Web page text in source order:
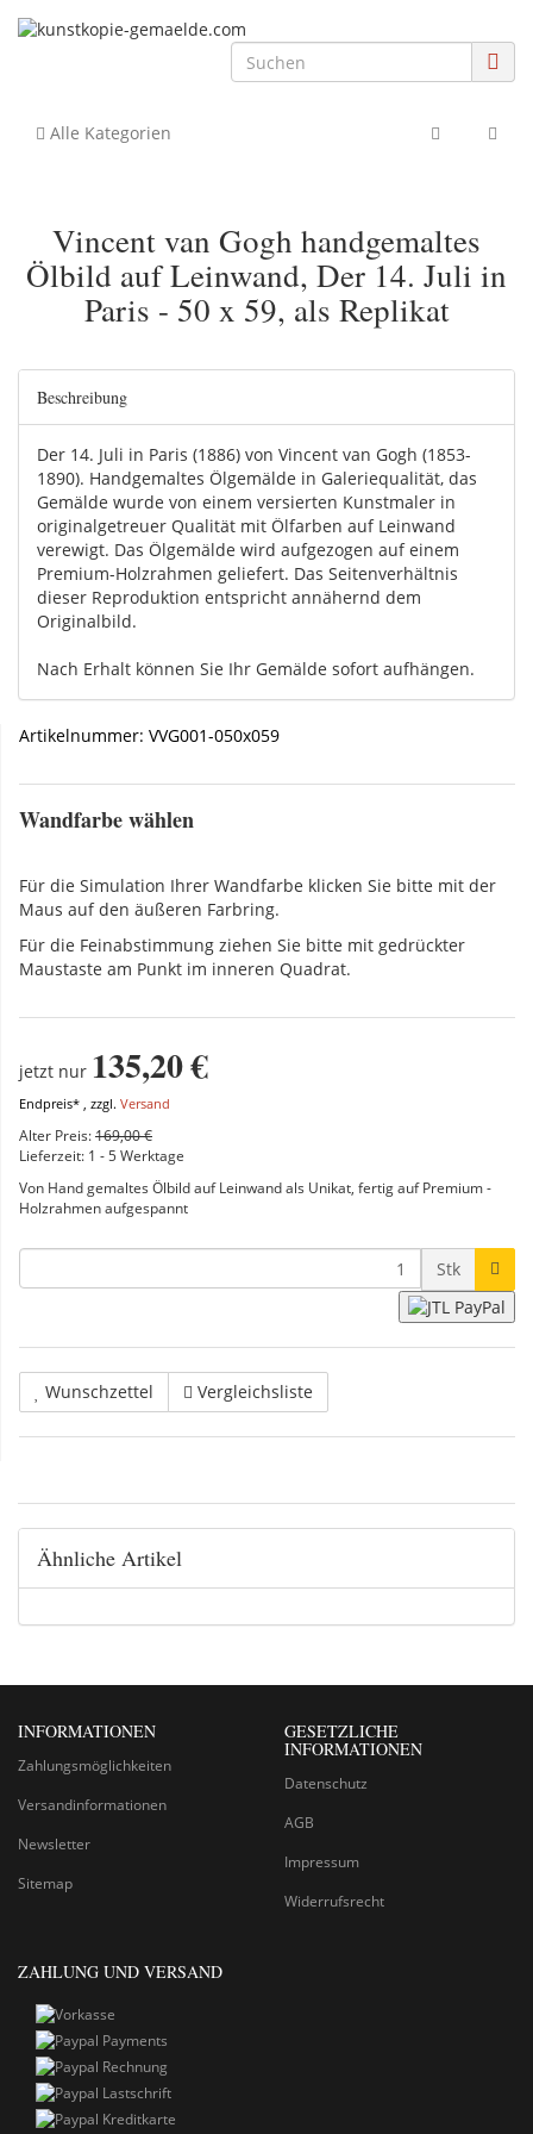
Alle Kategorien
Vincent van Gogh handgemaltes
Ölbild auf Leinwand, Der 14. Juli in
Paris - 50 x 59, als Replikat
Beschreibung
Der 14. Juli in Paris (1886) von Vincent van Gogh (1853-
1890). Handgemaltes Ölgemälde in Galeriequalität, das
Gemälde wurde von einem versierten Kunstmaler in
originalgetreuer Qualität mit Ölfarben auf Leinwand
verewigt. Das Ölgemälde wird aufgezogen auf einem
Premium-Holzrahmen geliefert. Das Seitenverhältnis
dieser Reproduktion entspricht annähernd dem
Originalbild.
Nach Erhalt können Sie Ihr Gemälde sofort aufhängen.
Artikelnummer: VVG001-050x059
Wandfarbe wählen
Für die Simulation Ihrer Wandfarbe klicken Sie bitte mit der
Maus auf den äußeren Farbring.
Für die Feinabstimmung ziehen Sie bitte mit gedrückter
Maustaste am Punkt im inneren Quadrat.
jetzt nur 135,20 €
Endpreis* , zzgl. Versand
Alter Preis:169,00 €
Lieferzeit: 1 - 5 Werktage
Von Hand gemaltes Ölbild auf Leinwand als Unikat, fertig auf Premium -
Holzrahmen aufgespannt
Stk
Wunschzettel Vergleichsliste
Ähnliche Artikel
INFORMATIONEN
Zahlungsmöglichkeiten
Versandinformationen
Newsletter
Sitemap
GESETZLICHE
INFORMATIONEN
Datenschutz
AGB
Impressum
Widerrufsrecht
ZAHLUNG UND VERSAND